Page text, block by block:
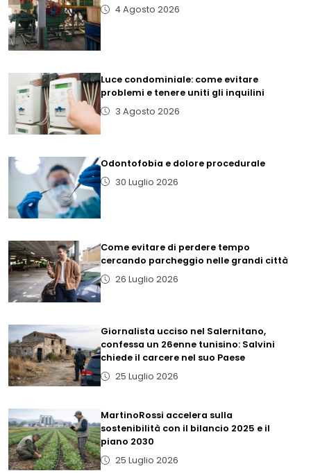
4 Agosto 2026
Luce condominiale: come evitare
problemi e tenere uniti gli inquilini
3 Agosto 2026
Odontofobia e dolore procedurale
30 Luglio 2026
Come evitare di perdere tempo
cercando parcheggio nelle grandi città
26 Luglio 2026
Giornalista ucciso nel Salernitano,
confessa un 26enne tunisino: Salvini
chiede il carcere nel suo Paese
25 Luglio 2026
MartinoRossi accelera sulla
sostenibilità con il bilancio 2025 e il
piano 2030
25 Luglio 2026